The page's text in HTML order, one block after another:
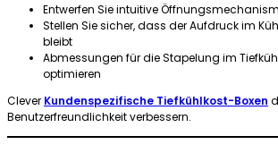
Entwerfen Sie intuitive
Stellen Sie sicher, dass der Aufdruck im
bleibt
Abmessungen für die Stapelung im
optimieren
Clever Kundenspezifische Tiefkühlkost-Boxen
Benutzerfreundlichkeit verbessern.